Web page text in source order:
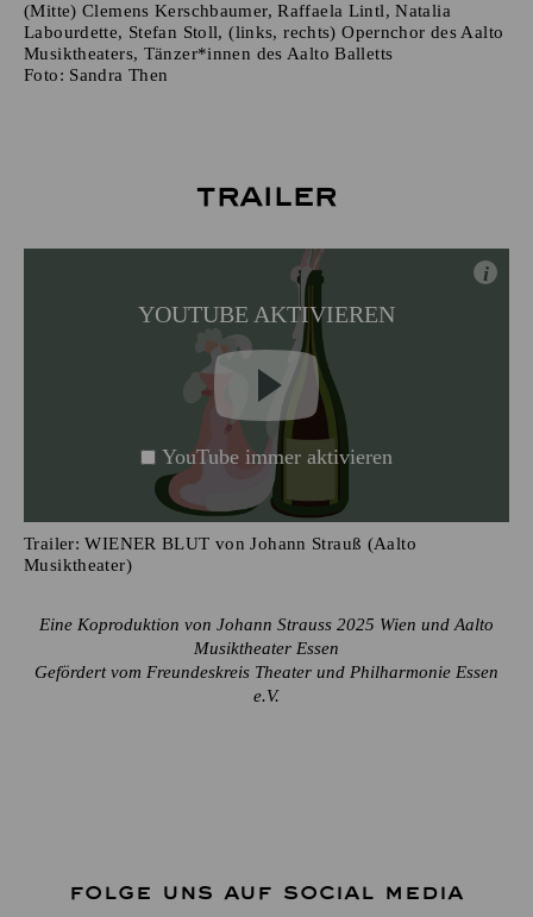
(Mitte) Clemens Kerschbaumer, Raffaela Lintl, Natalia
Labourdette, Stefan Stoll, (links, rechts) Opernchor des Aalto
Musiktheaters, Tänzer*innen des Aalto Balletts
Foto: Sandra Then
Trailer
YOUTUBE AKTIVIEREN
i
YouTube immer aktivieren
Trailer: WIENER BLUT von Johann Strauß (Aalto
Musiktheater)
Eine Koproduktion von Johann Strauss 2025 Wien und Aalto
Musiktheater Essen
Gefördert vom Freundeskreis Theater und Philharmonie Essen
e.V.
FOLGE UNS AUF SOCIAL MEDIA